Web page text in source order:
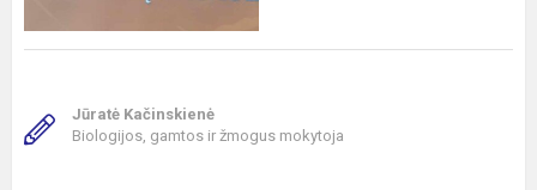
Jūratė Kačinskienė
Biologijos, gamtos ir žmogus mokytoja